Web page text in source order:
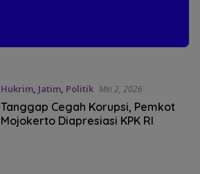
Hukrim, Jatim, Politik Mei 2, 2026
Tanggap Cegah Korupsi, Pemkot
Mojokerto Diapresiasi KPK RI